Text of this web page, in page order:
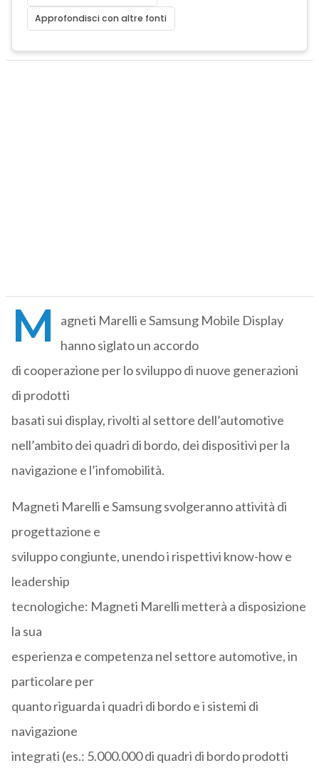
Approfondisci con altre fonti
M
agneti Marelli e Samsung Mobile Display
hanno siglato un accordo
di cooperazione per lo sviluppo di nuove generazioni
di prodotti
basati sui display, rivolti al settore dell’automotive
nell’ambito dei quadri di bordo, dei dispositivi per la
navigazione e l’infomobilità.
Magneti Marelli e Samsung svolgeranno attività di
progettazione e
sviluppo congiunte, unendo i rispettivi know-how e
leadership
tecnologiche: Magneti Marelli metterà a disposizione
la sua
esperienza e competenza nel settore automotive, in
particolare per
quanto riguarda i quadri di bordo e i sistemi di
navigazione
integrati (es.: 5.000.000 di quadri di bordo prodotti